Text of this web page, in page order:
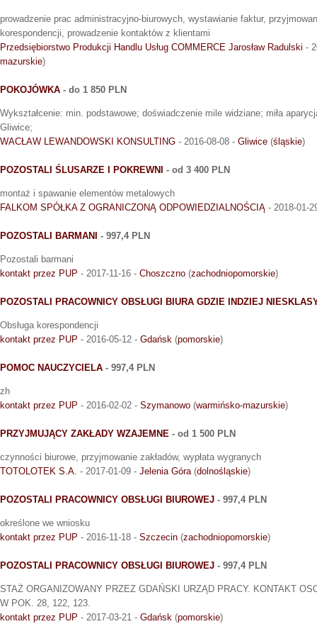
prowadzenie prac administracyjno-biurowych, wystawianie faktur,
korespondencji, prowadzenie kontaktów z klientami
Przedsiębiorstwo Produkcji Handlu Usług COMMERCE Jarosław Radulski -
mazurskie)
POKOJÓWKA - do 1 850 PLN
Wykształcenie: min. podstawowe; doświadczenie mile widziane; miła
Gliwice;
WACŁAW LEWANDOWSKI KONSULTING - 2016-08-08 - Gliwice (śląskie)
POZOSTALI ŚLUSARZE I POKREWNI - od 3 400 PLN
montaż i spawanie elementów metalowych
FALKOM SPÓŁKA Z OGRANICZONĄ ODPOWIEDZIALNOŚCIĄ - 2018-01-
POZOSTALI BARMANI - 997,4 PLN
Pozostali barmani
kontakt przez PUP - 2017-11-16 - Choszczno (zachodniopomorskie)
POZOSTALI PRACOWNICY OBSŁUGI BIURA GDZIE INDZIEJ
Obsługa korespondencji
kontakt przez PUP - 2016-05-12 - Gdańsk (pomorskie)
POMOC NAUCZYCIELA - 997,4 PLN
zh
kontakt przez PUP - 2016-02-02 - Szymanowo (warmińsko-mazurskie)
PRZYJMUJĄCY ZAKŁADY WZAJEMNE - od 1 500 PLN
czynności biurowe, przyjmowanie zakładów, wypłata wygranych
TOTOLOTEK S.A. - 2017-01-09 - Jelenia Góra(dolnośląskie)
POZOSTALI PRACOWNICY OBSŁUGI BIUROWEJ - 997,4 PLN
określone we wniosku
kontakt przez PUP - 2016-11-18 - Szczecin (zachodniopomorskie)
POZOSTALI PRACOWNICY OBSŁUGI BIUROWEJ - 997,4 PLN
STAŻ ORGANIZOWANY PRZEZ GDAŃSKI URZĄD PRACY. KONTAKT
W POK. 28, 122, 123.
kontakt przez PUP - 2017-03-21 - Gdańsk (pomorskie)